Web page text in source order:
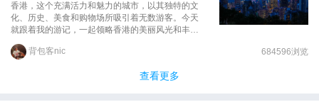
漫。
香港，这个充满活力和魅力的城市，以其独特的文
化、历史、美食和购物场所吸引着无数游客。今天
就跟着我的游记，一起领略香港的美丽风光和丰富
多彩的文化吧！初到香港，我们便被这座城市的繁
荣所吸引。作为全球人口密度最高的城市之一，香
止。这座城市不仅拥有现代化的都市风光，还散发
背包客nic 684596浏览
查看更多